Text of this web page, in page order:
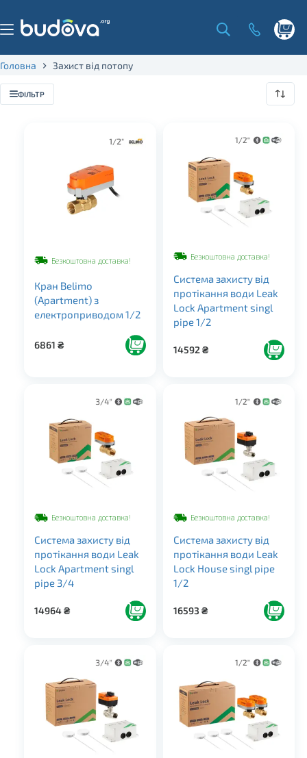
content
Головна
Захист від потопу
ФІЛЬТР
Безкоштовна доставка!
Кран Belimo
(Apartment) з
електроприводом 1/2
6861 ₴
Безкоштовна доставка!
Система захисту від
протікання води Leak
Lock Apartment singl
pipe 1/2
14592₴
Безкоштовна доставка!
Система захисту від
протікання води Leak
Lock Apartment singl
pipe 3/4
14964₴
Безкоштовна доставка!
Система захисту від
протікання води Leak
Lock House singl pipe
1/2
16593 ₴